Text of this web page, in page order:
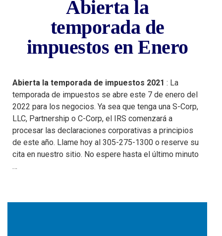
impuestos
2021
Abierta la
temporada de
impuestos en Enero
Abierta la temporada de impuestos 2021 : La
temporada de impuestos se abre este 7 de enero del
2022 para los negocios. Ya sea que tenga una S-Corp,
LLC, Partnership o C-Corp, el IRS comenzará a
procesar las declaraciones corporativas a principios
de este año. Llame hoy al 305-275-1300 o reserve su
cita en nuestro sitio. No espere hasta el último minuto
…